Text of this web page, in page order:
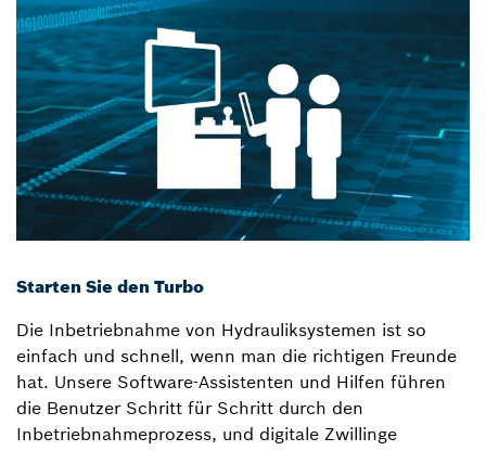
Starten Sie den Turbo
Die Inbetriebnahme von Hydrauliksystemen ist so
einfach und schnell, wenn man die richtigen Freunde
hat. Unsere Software-Assistenten und Hilfen führen
die Benutzer Schritt für Schritt durch den
Inbetriebnahmeprozess, und digitale Zwillinge